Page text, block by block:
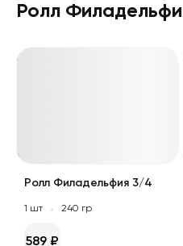
Ролл
Ролл Филадельфия 3/4
1 шт 240 гр
589 ₽